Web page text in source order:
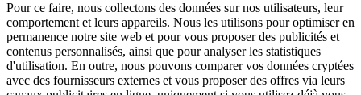
Pour ce faire, nous collectons des données sur nos utilisateurs, leur
comportement et leurs appareils. Nous les utilisons pour optimiser en
permanence notre site web et pour vous proposer des publicités et
contenus personnalisés, ainsi que pour analyser les statistiques
d'utilisation. En outre, nous pouvons comparer vos données cryptées
avec des fournisseurs externes et vous proposer des offres via leurs